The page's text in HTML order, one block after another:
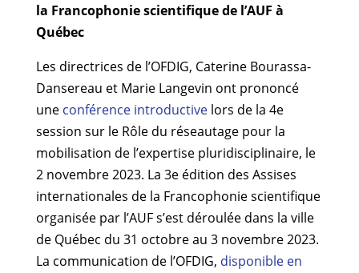
la Francophonie scientifique de l’AUF à
Québec
Les directrices de l’OFDIG, Caterine Bourassa-
Dansereau et Marie Langevin ont prononcé
une conférence introductivelors de la 4e
session sur le Rôle du réseautage pour la
mobilisation de l’expertise pluridisciplinaire, le
2 novembre 2023. La 3e édition des Assises
internationales de la Francophonie scientifique
organisée par l’AUF s’est déroulée dans la ville
de Québec du 31 octobre au 3 novembre 2023.
La communication de l’OFDIG, disponible en